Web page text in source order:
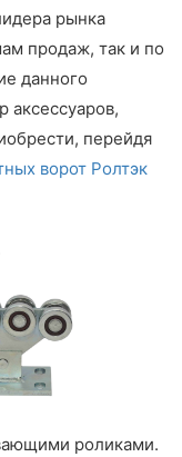
рынка
продаж, так и по
данного
аксессуаров,
перейдя
ворот Ролтэк
роликами.